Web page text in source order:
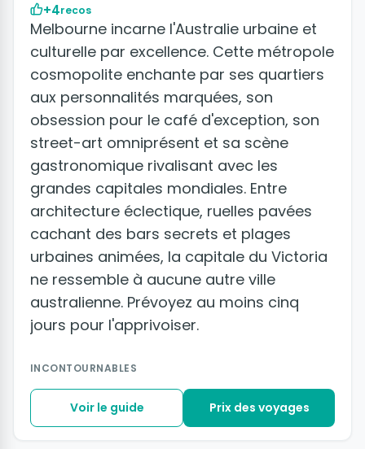
+4recos
Melbourne incarne l'Australie urbaine et
culturelle par excellence. Cette métropole
cosmopolite enchante par ses quartiers
aux personnalités marquées, son
obsession pour le café d'exception, son
street-art omniprésent et sa scène
gastronomique rivalisant avec les
grandes capitales mondiales. Entre
architecture éclectique, ruelles pavées
cachant des bars secrets et plages
urbaines animées, la capitale du Victoria
ne ressemble à aucune autre ville
australienne. Prévoyez au moins cinq
jours pour l'apprivoiser.
INCONTOURNABLES
Voir le guide Prix des voyages